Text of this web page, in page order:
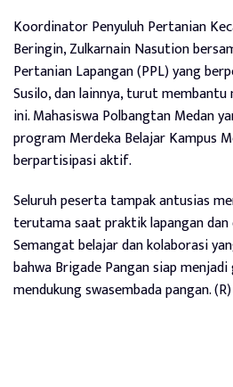
Koordinator Penyuluh Pertanian
Beringin, Zulkarnain Nasution
Pertanian Lapangan (PPL) yang
Susilo, dan lainnya, turut
ini. Mahasiswa Polbangtan Medan
program Merdeka Belajar Kampus
berpartisipasi aktif.
Seluruh peserta tampak antusias
terutama saat praktik lapangan dan
Semangat belajar dan kolaborasi
bahwa Brigade Pangan siap
mendukung swasembada pangan. (R)